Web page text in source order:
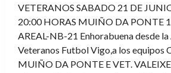
VETERANOS SABADO 21 DE
20:00 HORAS MUIÑO DA PONTE
AREAL-NB-21 Enhorabuena desde
Veteranos Futbol Vigo,a los equipos
MUIÑO DA PONTE E VET.